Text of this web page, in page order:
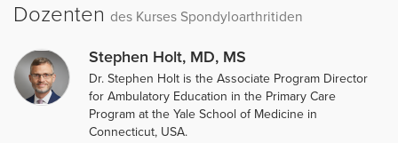
Dozenten des Kurses Spondyloarthritiden
Stephen Holt, MD, MS
Dr. Stephen Holt is the Associate Program Director
for Ambulatory Education in the Primary Care
Program at the Yale School of Medicine in
Connecticut, USA.